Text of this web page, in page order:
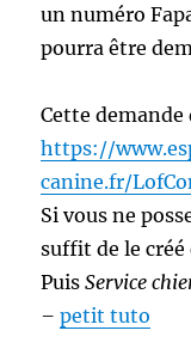
un numéro
pourra être
Cette
https://
canine.fr/
Si vous ne
suffit de le
PuisService
–petit tuto